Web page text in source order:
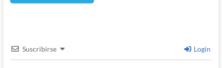
Suscribirse Login